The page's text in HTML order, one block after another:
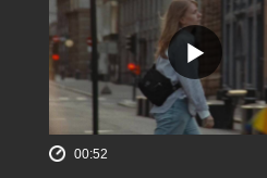
00:52